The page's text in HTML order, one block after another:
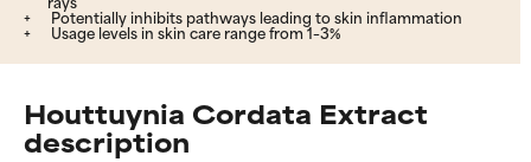
Potentially inhibits pathways leading to skin inflammation
Usage levels in skin care range from 1–3%
Houttuynia Cordata Extract
description